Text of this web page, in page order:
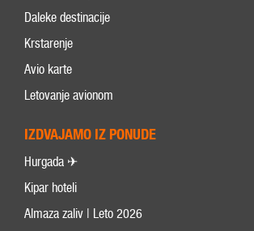
Daleke destinacije
Krstarenje
Avio karte
Letovanje avionom
IZDVAJAMO IZ PONUDE
Hurgada ✈
Kipar hoteli
Almaza zaliv | Leto 2026